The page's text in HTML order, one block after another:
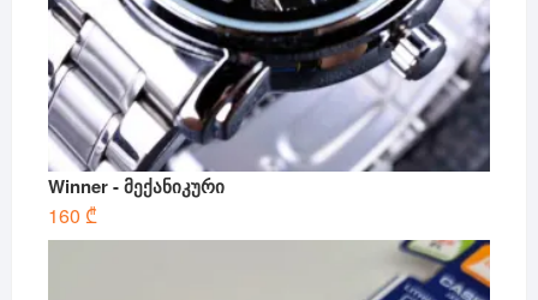
Winner - მექანიკური
160 ₾